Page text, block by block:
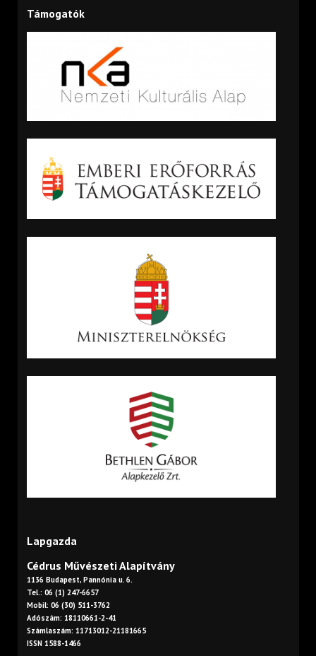
Támogatók
Lapgazda
Cédrus Művészeti Alapítvány
1136 Budapest, Pannónia u. 6.
Tel.: 06 (1) 247-6657
Mobil: 06 (30) 511-3762
Adószám: 18110661-2-41
Számlaszám: 11713012-21181665
ISSN 1588-1466